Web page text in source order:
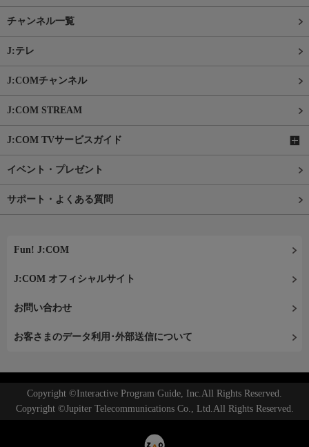
チャンネル一覧
J:テレ
J:COMチャンネル
J:COM STREAM
J:COM TVサービスガイド
イベント・プレゼント
サポート・よくある質問
Fun! J:COM
J:COM オフィシャルサイト
お問い合わせ
お客さまのデータ利用･外部送信について
Copyright ©Interactive Program Guide, Inc.All Rights Reserved.
Copyright ©Jupiter Telecommunications Co., Ltd.All Rights Reserved.